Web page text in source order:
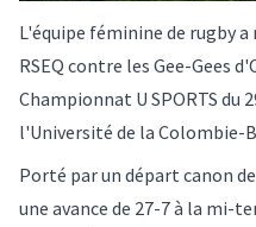
L'équipe féminine de rugby
RSEQ contre les Gee-Gees
Championnat U SPORTS du
l'Université de la Colombie-
Porté par un départ canon
une avance de 27-7 à la mi-